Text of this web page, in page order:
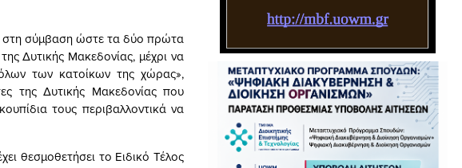
στη σύμβαση ώστε τα δύο πρώτα
Δυτικής Μακεδονίας, μέχρι να
των κατοίκων της χώρας»,
της Δυτικής Μακεδονίας που
τους περιβαλλοντικά να
θεσμοθετήσει το Ειδικό Τέλος